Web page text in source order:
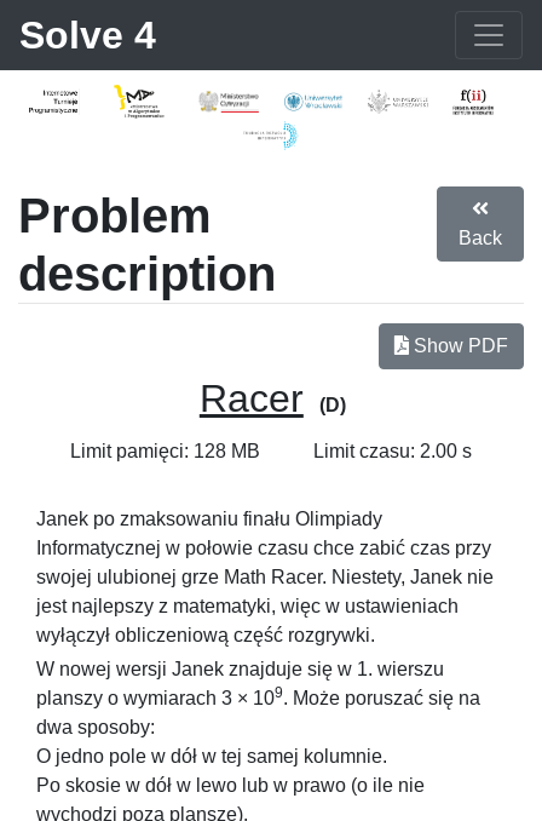
Solve 4
Problem
description
Back
Show PDF
Racer (D)
Limit pamięci: 128 MB Limit czasu: 2.00 s
Janek po zmaksowaniu finału Olimpiady
Informatycznej w połowie czasu chce zabić czas przy
swojej ulubionej grze Math Racer. Niestety, Janek nie
jest najlepszy z matematyki, więc w ustawieniach
wyłączył obliczeniową część rozgrywki.
W nowej wersji Janek znajduje się w 1. wierszu
planszy o wymiarach 3 × 109. Może poruszać się na
dwa sposoby:
O jedno pole w dół w tej samej kolumnie.
Po skosie w dół w lewo lub w prawo (o ile nie
wychodzi poza planszę).